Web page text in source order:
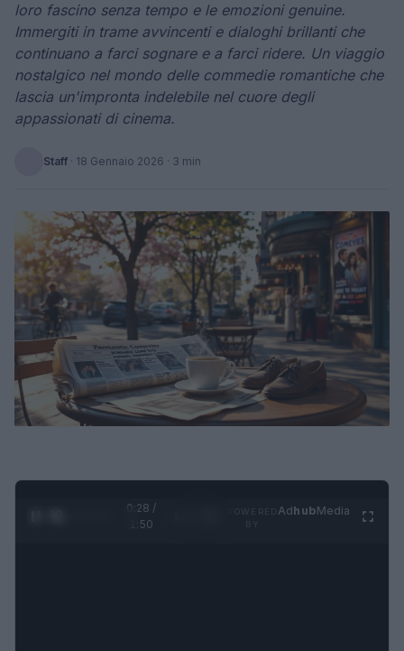
loro fascino senza tempo e le emozioni genuine.
Immergiti in trame avvincenti e dialoghi brillanti che
continuano a farci sognare e a farci ridere. Un viaggio
nostalgico nel mondo delle commedie romantiche che
lascia un'impronta indelebile nel cuore degli
appassionati di cinema.
Staff · 18 Gennaio 2026 · 3 min
0:29 /
1:50
AdhubMedia